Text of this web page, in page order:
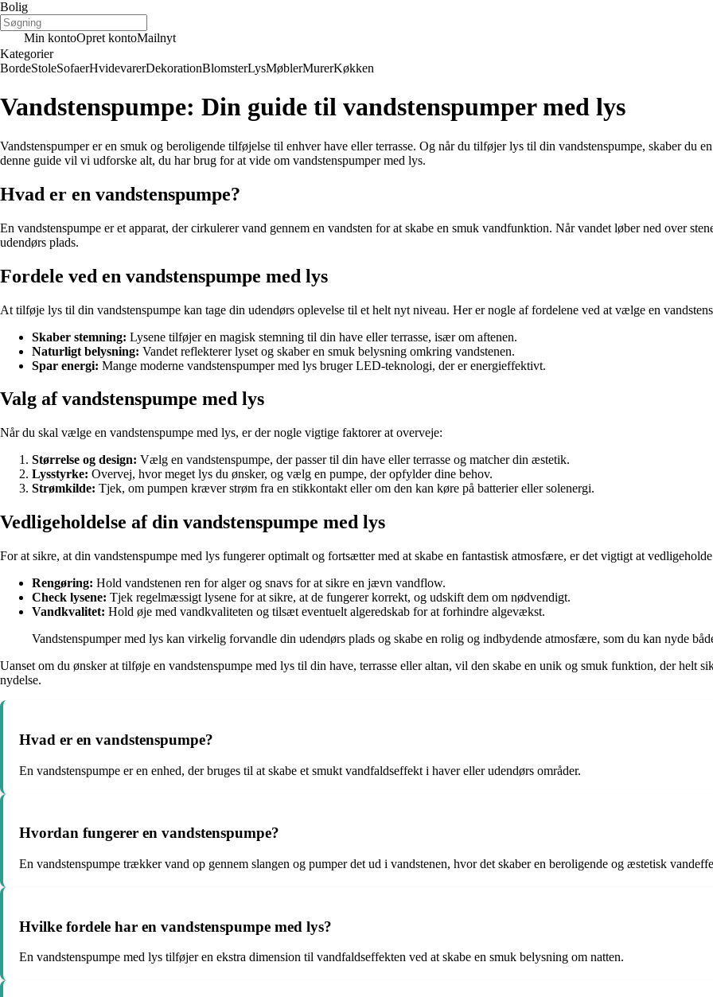
Bolig
Min kontoOpret kontoMailnyt
Kategorier
BordeStoleSofaerHvidevarerDekorationBlomsterLysMøblerMurerKøkken
Vandstenspumpe: Din guide til vandstenspumper med lys
Vandstenspumper er en smuk og beroligende tilføjelse til enhver have eller terrasse. Og når du tilføjer lys til din vandstenspumpe, skaber du
denne guide vil vi udforske alt, du har brug for at vide om vandstenspumper med lys.
Hvad er en vandstenspumpe?
En vandstenspumpe er et apparat, der cirkulerer vand gennem en vandsten for at skabe en smuk vandfunktion. Når vandet løber ned over
udendørs plads.
Fordele ved en vandstenspumpe med lys
At tilføje lys til din vandstenspumpe kan tage din udendørs oplevelse til et helt nyt niveau. Her er nogle af fordelene ved at vælge en
Skaber stemning: Lysene tilføjer en magisk stemning til din have eller terrasse, især om aftenen.
Naturligt belysning: Vandet reflekterer lyset og skaber en smuk belysning omkring vandstenen.
Spar energi: Mange moderne vandstenspumper med lys bruger LED-teknologi, der er energieffektivt.
Valg af vandstenspumpe med lys
Når du skal vælge en vandstenspumpe med lys, er der nogle vigtige faktorer at overveje:
Størrelse og design: Vælg en vandstenspumpe, der passer til din have eller terrasse og matcher din æstetik.
Lysstyrke: Overvej, hvor meget lys du ønsker, og vælg en pumpe, der opfylder dine behov.
Strømkilde: Tjek, om pumpen kræver strøm fra en stikkontakt eller om den kan køre på batterier eller solenergi.
Vedligeholdelse af din vandstenspumpe med lys
For at sikre, at din vandstenspumpe med lys fungerer optimalt og fortsætter med at skabe en fantastisk atmosfære, er det vigtigt at
Rengøring: Hold vandstenen ren for alger og snavs for at sikre en jævn vandflow.
Check lysene: Tjek regelmæssigt lysene for at sikre, at de fungerer korrekt, og udskift dem om nødvendigt.
Vandkvalitet: Hold øje med vandkvaliteten og tilsæt eventuelt algeredskab for at forhindre algevækst.
Vandstenspumper med lys kan virkelig forvandle din udendørs plads og skabe en rolig og indbydende atmosfære, som du kan nyde
Uanset om du ønsker at tilføje en vandstenspumpe med lys til din have, terrasse eller altan, vil den skabe en unik og smuk funktion, der helt
nydelse.
Hvad er en vandstenspumpe?
En vandstenspumpe er en enhed, der bruges til at skabe et smukt vandfaldseffekt i haver eller udendørs områder.
Hvordan fungerer en vandstenspumpe?
En vandstenspumpe trækker vand op gennem slangen og pumper det ud i vandstenen, hvor det skaber en beroligende og æstetisk
Hvilke fordele har en vandstenspumpe med lys?
En vandstenspumpe med lys tilføjer en ekstra dimension til vandfaldseffekten ved at skabe en smuk belysning om natten.